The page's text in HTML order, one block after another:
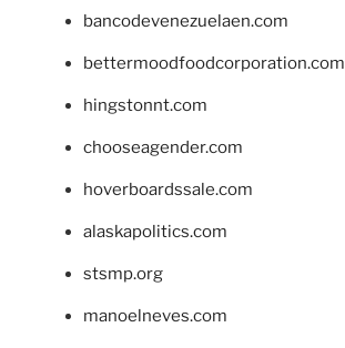
bancodevenezuelaen.com
bettermoodfoodcorporation.com
hingstonnt.com
chooseagender.com
hoverboardssale.com
alaskapolitics.com
stsmp.org
manoelneves.com